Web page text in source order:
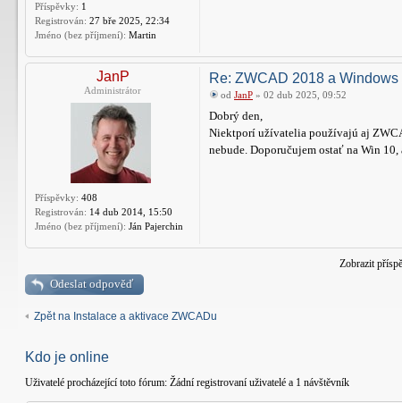
Příspěvky: 1
Registrován: 27 bře 2025, 22:34
Jméno (bez příjmení): Martin
JanP
Administrátor
Příspěvky: 408
Registrován: 14 dub 2014, 15:50
Jméno (bez příjmení): Ján Pajerchin
Re: ZWCAD 2018 a Windows
od JanP » 02 dub 2025, 09:52
Dobrý den,
Niektporí užívatelia používajú aj
nebude. Doporučujem ostať na Win
Zobrazit
Odeslat odpověď
Zpět na Instalace a aktivace ZWCADu
Kdo je online
Uživatelé procházející toto fórum: Žádní registrovaní uživatelé a 1 návštěvník